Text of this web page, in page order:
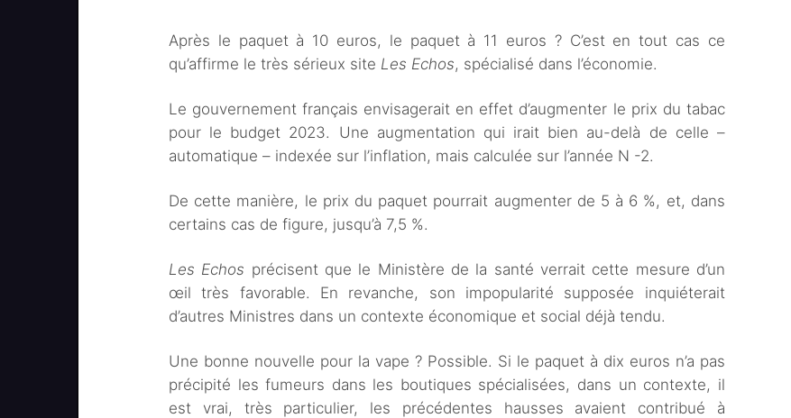
Après le paquet à 10 euros, le paquet à 11 euros ? C’est en tout cas ce
qu’affirme le très sérieux site Les Echos, spécialisé dans l’économie.
Le gouvernement français envisagerait en effet d’augmenter le prix du tabac
pour le budget 2023. Une augmentation qui irait bien au-delà de celle –
automatique – indexée sur l’inflation, mais calculée sur l’année N -2.
De cette manière, le prix du paquet pourrait augmenter de 5 à 6 %, et, dans
certains cas de figure, jusqu’à 7,5 %.
Les Echos précisent que le Ministère de la santé verrait cette mesure d’un
œil très favorable. En revanche, son impopularité supposée inquiéterait
d’autres Ministres dans un contexte économique et social déjà tendu.
Une bonne nouvelle pour la vape ? Possible. Si le paquet à dix euros n’a pas
précipité les fumeurs dans les boutiques spécialisées, dans un contexte, il
est vrai, très particulier, les précédentes hausses avaient contribué à